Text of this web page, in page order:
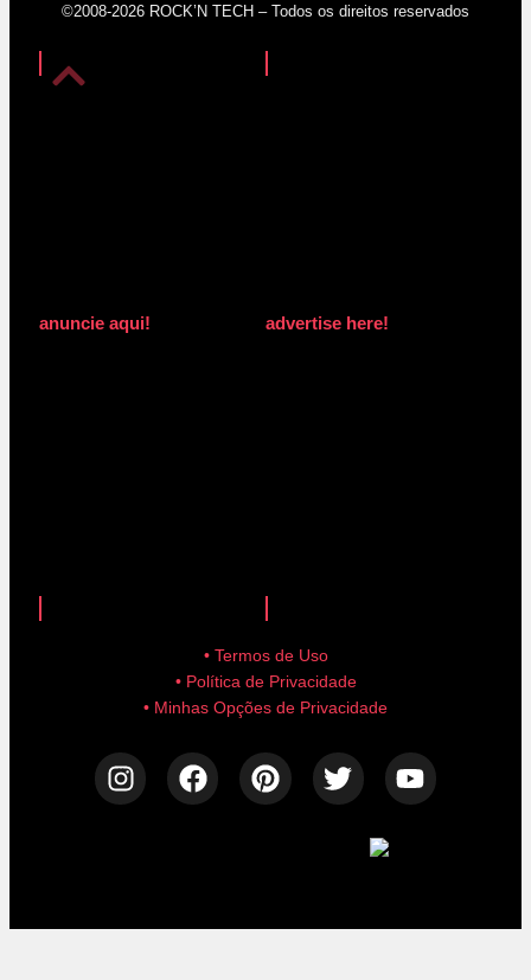
©2008-2026 ROCK’N TECH – Todos os direitos reservados
anuncie aqui! advertise here!
• Termos de Uso
• Política de Privacidade
• Minhas Opções de Privacidade